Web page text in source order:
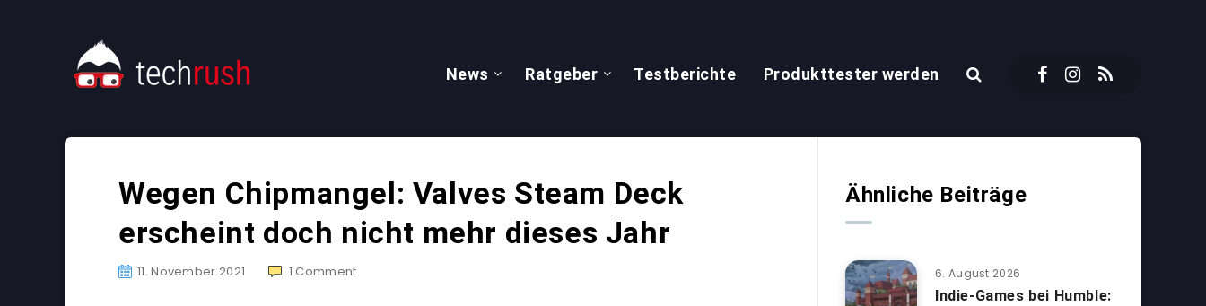
News Ratgeber Testberichte Produkttester werden
Wegen Chipmangel: Valves Steam Deck
erscheint doch nicht mehr dieses Jahr
11. November 2021 1 Comment
Ähnliche Beiträge
6. August 2026
Indie-Games bei Humble: